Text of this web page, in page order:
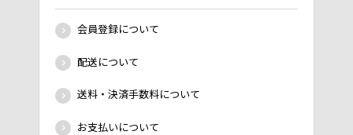
会員登録について
配送について
送料・決済手数料について
お支払いについて